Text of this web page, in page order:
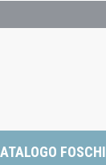
FOSCHI